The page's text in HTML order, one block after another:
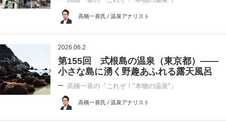
高橋一喜氏 / 温泉アナリスト
2026.06.2
第155回 式根島の温泉（東京都）――
小さな島に湧く野趣あふれる露天風呂
高橋一喜の『これぞ！"本物の温泉"』
高橋一喜氏 / 温泉アナリスト